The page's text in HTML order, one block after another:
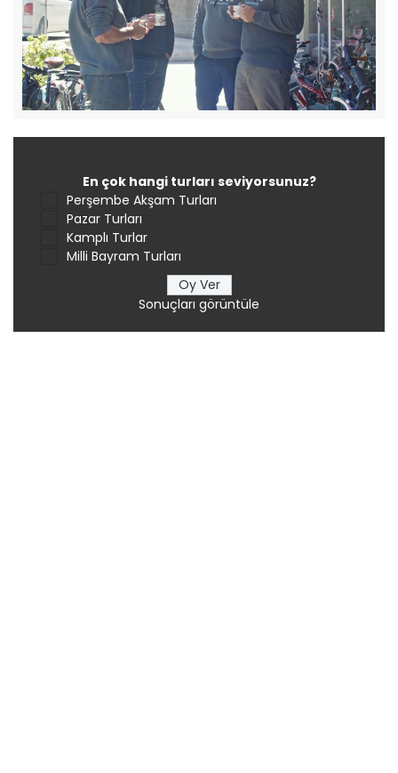
En çok hangi turları seviyorsunuz?
Perşembe Akşam Turları
Pazar Turları
Kamplı Turlar
Milli Bayram Turları
Sonuçları görüntüle